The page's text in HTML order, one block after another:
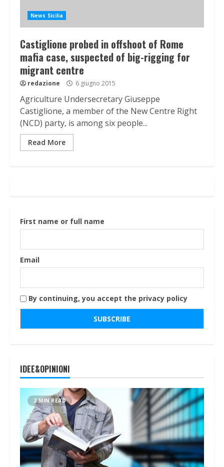
News Sicilia
Castiglione probed in offshoot of Rome
mafia case, suspected of big-rigging for
migrant centre
redazione 6 giugno 2015
Agriculture Undersecretary Giuseppe
Castiglione, a member of the New Centre Right
(NCD) party, is among six people...
Read More
First name or full name
Email
By continuing, you accept the privacy policy
IDEE&OPINIONI
2 MIN READ